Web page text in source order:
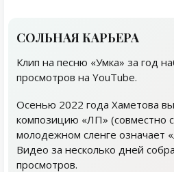
СОЛЬНАЯ КАРЬЕРА
Клип на песню «Умка» за год
просмотров на YouTube.
Осенью 2022 года Хаметова
композицию «ЛП» (совместно
молодежном сленге означает
Видео за несколько дней
просмотров.